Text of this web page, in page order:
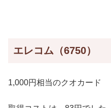
エレコム（6750）
1,000円相当のクオカード